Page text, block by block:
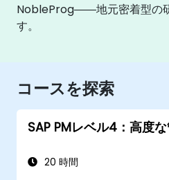
NobleProg――地元密着型の
す。
コースを探索
SAP PMレベル4：高度
20 時間